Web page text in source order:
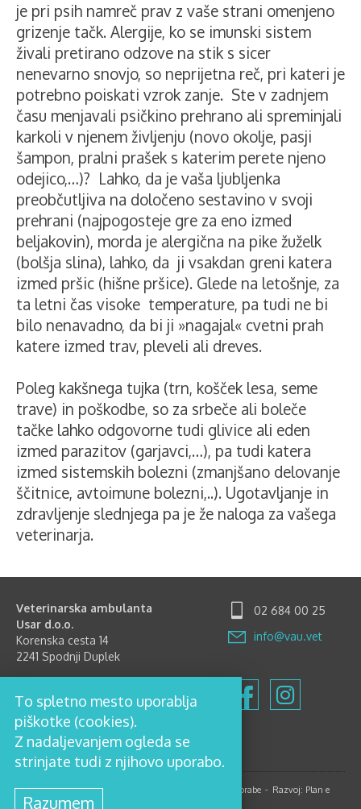
je pri psih namreč prav z vaše strani omenjeno
grizenje tačk. Alergije, ko se imunski sistem
živali pretirano odzove na stik s sicer
nenevarno snovjo, so neprijetna reč, pri kateri je
potrebno poiskati vzrok zanje. Ste v zadnjem
času menjavali psičkino prehrano ali spreminjali
karkoli v njenem življenju (novo okolje, pasji
šampon, pralni prašek s katerim perete njeno
odejico,…)? Lahko, da je vaša ljubljenka
preobčutljiva na določeno sestavino v svoji
prehrani (najpogosteje gre za eno izmed
beljakovin), morda je alergična na pike žuželk
(bolšja slina), lahko, da ji vsakdan greni katera
izmed pršic (hišne pršice). Glede na letošnje, za
ta letni čas visoke temperature, pa tudi ne bi
bilo nenavadno, da bi ji »nagajal« cvetni prah
katere izmed trav, pleveli ali dreves.
Poleg kakšnega tujka (trn, košček lesa, seme
trave) in poškodbe, so za srbeče ali boleče
tačke lahko odgovorne tudi glivice ali eden
izmed parazitov (garjavci,…), pa tudi katera
izmed sistemskih bolezni (zmanjšano delovanje
ščitnice, avtoimune bolezni,..). Ugotavljanje in
zdravljenje slednjega pa je že naloga za vašega
veterinarja.
Veterinarska ambulanta
Usar d.o.o.
Korenska cesta 14
2241 Spodnji Duplek
Ponedeljek-Petek: 8.00-12.00
in 15.00-18.00
Sobota: 8.00-12.00
Nedelja in prazniki zaprto
02 684 00 25
info@vau.vet
© 2017, Veterinarska ambulanta Usar d.o.o. Pogoji uporabe Razvoj: Plan e
Oblikovanje:Kontrastika
To spletno mesto uporablja
piškotke (cookies).
Z nadaljevanjem ogleda se
strinjate tudi z njihovo uporabo.
Razumem